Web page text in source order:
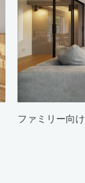
ファミリー向け